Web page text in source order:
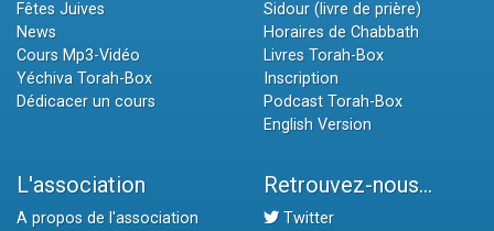
Fêtes Juives
News
Cours Mp3-Vidéo
Yéchiva Torah-Box
Dédicacer un cours
Sidour (livre de prière)
Horaires de Chabbath
Livres Torah-Box
Inscription
Podcast Torah-Box
English Version
L'association
A propos de l'association
Retrouvez-nous...
Twitter